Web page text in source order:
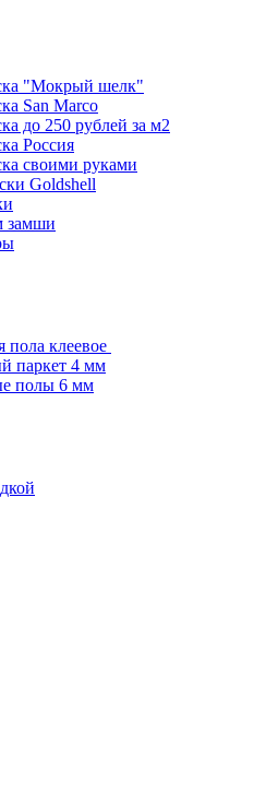
"Мокрый шелк"
San Marco
до 250 рублей за м2
Россия
своими руками
Goldshell
замши
пола клеевое
паркет 4 мм
полы 6 мм